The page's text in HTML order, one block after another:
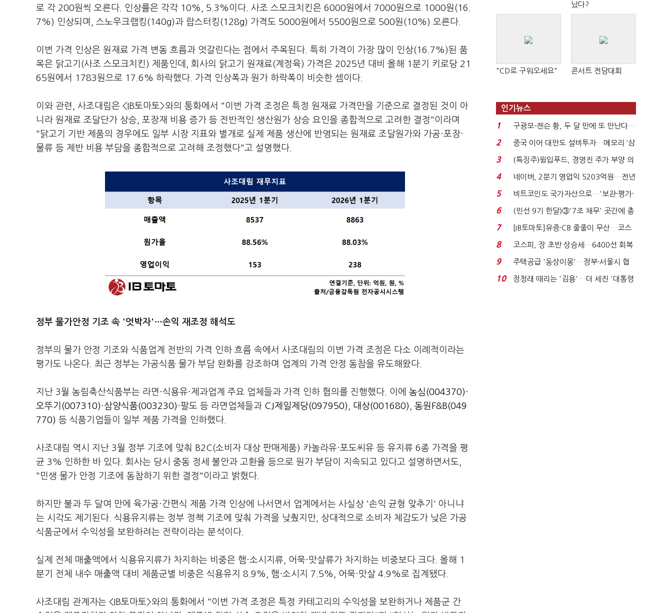
로 각 200원씩 오른다. 인상률은 각각 10%, 5.3%이다. 사조 스모크치킨은 6000원에서 7000원으로 1000원(16.
7%) 인상되며, 스노우크랩킹(140g)과 랍스터킹(128g) 가격도 5000원에서 5500원으로 500원(10%) 오른다.
이번 가격 인상은 원재료 가격 변동 흐름과 엇갈린다는 점에서 주목된다. 특히 가격이 가장 많이 인상(16.7%)된 품
목은 닭고기(사조 스모크치킨) 제품인데, 회사의 닭고기 원재료(계정육) 가격은 2025년 대비 올해 1분기 키로당 21
65원에서 1783원으로 17.6% 하락했다. 가격 인상폭과 원가 하락폭이 비슷한 셈이다.
이와 관련, 사조대림은 <IB토마토>와의 통화에서 "이번 가격 조정은 특정 원재료 가격만을 기준으로 결정된 것이 아
니라 원재료 조달단가 상승, 포장재 비용 증가 등 전반적인 생산원가 상승 요인을 종합적으로 고려한 결정"이라며
"닭고기 기반 제품의 경우에도 일부 시장 지표와 별개로 실제 제품 생산에 반영되는 원재료 조달원가와 가공·포장·
물류 등 제반 비용 부담을 종합적으로 고려해 조정했다"고 설명했다.
정부 물가안정 기조 속 '엇박자'…손익 재조정 해석도
정부의 물가 안정 기조와 식품업계 전반의 가격 인하 흐름 속에서 사조대림의 이번 가격 조정은 다소 이례적이라는
평가도 나온다. 최근 정부는 가공식품 물가 부담 완화를 강조하며 업계의 가격 안정 동참을 유도해왔다.
지난 3월 농림축산식품부는 라면·식용유·제과업계 주요 업체들과 가격 인하 협의를 진행했다. 이에 농심(004370) ·
오뚜기(007310) ·삼양식품(003230) ·팔도 등 라면업체들과 CJ제일제당(097950) 대상(001680)
동원F&B(049
770) 등 식품기업들이 일부 제품 가격을 인하했다.
사조대림 역시 지난 3월 정부 기조에 맞춰 B2C(소비자 대상 판매제품) 카놀라유·포도씨유 등 유지류 6종 가격을 평
균 3% 인하한 바 있다. 회사는 당시 중동 정세 불안과 고환율 등으로 원가 부담이 지속되고 있다고 설명하면서도,
"민생 물가 안정 기조에 동참하기 위한 결정"이라고 밝혔다.
하지만 불과 두 달여 만에 육가공·간편식 제품 가격 인상에 나서면서 업계에서는 사실상 '손익 균형 맞추기' 아니냐
는 시각도 제기된다. 식용유지류는 정부 정책 기조에 맞춰 가격을 낮췄지만, 상대적으로 소비자 체감도가 낮은 가공
식품군에서 수익성을 보완하려는 전략이라는 분석이다.
실제 전체 매출액에서 식용유지류가 차지하는 비중은 햄·소시지류, 어묵·맛살류가 차지하는 비중보다 크다. 올해 1
분기 전체 내수 매출액 대비 제품군별 비중은 식용유지 8.9%, 햄·소시지 7.5%, 어묵·맛살 4.9%로 집계됐다.
사조대림 관계자는 <IB토마토>와의 통화에서 "이번 가격 조정은 특정 카테고리의 수익성을 보완하거나 제품군 간
났다?
"CD로 구워오세요" 콘서트 전당대회
인기뉴스
1
구광모-젠슨 황, 두 달 만에 또 만난다…
로봇·AI 등 논...
2
중국 이어 대만도 설비투자…메모리 ‘삼
국전쟁’
3
(특징주)윙입푸드, 경영진 주가 부양 의
지에 상한가...
4
네이버, 2분기 영업익 5203억원…전년
비 0.2% 감소...
5
비트코인도 국가자산으로…'보관·평가·
처분' 기준은 ...
6
(민선 9기 한달)③'7조 채무' 곳간에 충
격…추미애, 20년...
7
[IB토마토]유증·CB 줄줄이 무산…코스
닥 벌점 급증에 ...
8
코스피, 장 초반 상승세…6400선 회복
시도
9
주택공급 '동상이몽'…정부·서울시 협
력 없으면 '공수표'...
10
정청래 때리는 '김용'…더 세진 '대통령